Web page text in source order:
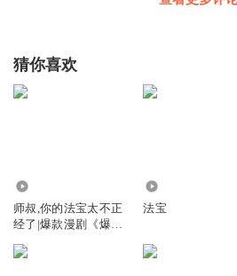
猜你喜欢
师叔,你的法宝太不正
经了|爆款漫剧《爆笑
点怪》原著|安燃穿越
法宝